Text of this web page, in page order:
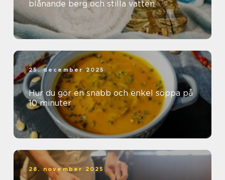
blånande berg och stilla vatten
25. december 2025
Hur du gör en snabb och enkel soppa på
10 minuter
28. november 2025